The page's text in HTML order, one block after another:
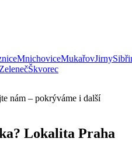
MnichoviceMukařovJirny
ZelenečŠkvorec
nám – pokrýváme i další
Lokalita Praha